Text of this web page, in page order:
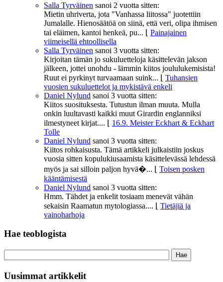
Salla Tyrväinen sanoi 2 vuotta sitten:
Mietin uhriverta, jota "Vanhassa liitossa" juotettiin
Jumalalle. Hienosäätöä on siinä, että veri, olipa ihmisen
tai eläimen, kantoi henkeä, pu...
Painajainen
viimeisellä ehtoollisella
Salla Tyrväinen sanoi 3 vuotta sitten:
Kirjoitan tämän jo sukuluetteloja käsittelevän jakson
jälkeen, jottei unohdu - lämmin kiitos joululukemisista!
Ruut ei pyrkinyt turvaamaan suink...
Tuhansien
vuosien sukuluettelot ja mykistävä enkeli
Daniel Nylund sanoi 3 vuotta sitten:
Kiitos suosituksesta. Tutustun ilman muuta. Mulla
onkin luultavasti kaikki muut Girardin englanniksi
ilmestyneet kirjat....
16.9. Meister Eckhart & Eckhart
Tolle
Daniel Nylund sanoi 3 vuotta sitten:
Kiitos rohkaisusta. Tämä artikkeli julkaistiin joskus
vuosia sitten kopulukiusaamista käsittelevässä lehdessä
myös ja sai silloin paljon hyvä�...
Toisen posken
kääntämisestä
Daniel Nylund sanoi 3 vuotta sitten:
Hmm. Tähdet ja enkelit tosiaam menevät vähän
sekaisin Raamatun mytologiassa....
Tietäjiä ja
vainoharhoja
Hae teoblogista
Uusimmat artikkelit